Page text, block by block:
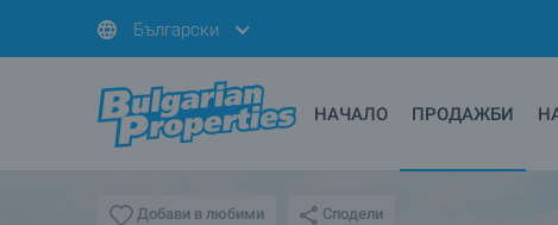
Български
НАЧАЛО ПРОДАЖБИ
Добави в любими Сподели